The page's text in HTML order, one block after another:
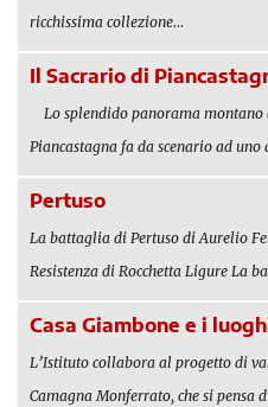
ricchissima collezione…
Il Sacrario di
Lo splendido panorama montano
Piancastagna fa da scenario ad
Pertuso
La battaglia di Pertuso di Aurelio
Resistenza di Rocchetta Ligure La
Casa Giambone e i
L’Istituto collabora al progetto di
Camagna Monferrato, che si